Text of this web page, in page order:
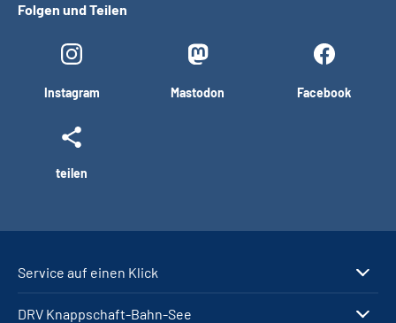
Folgen und Teilen
Instagram Mastodon Facebook
teilen
Service auf einen Klick
DRV Knappschaft-Bahn-See